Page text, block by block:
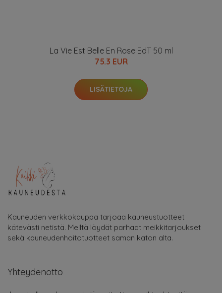
La Vie Est Belle En Rose EdT 50 ml
75.3 EUR
LISÄTIETOJA
Kauneuden verkkokauppa tarjoaa kauneustuotteet
kätevästi netistä. Meiltä löydät parhaat meikkitarjoukset
sekä kauneudenhoitotuotteet saman katon alta.
Yhteydenotto